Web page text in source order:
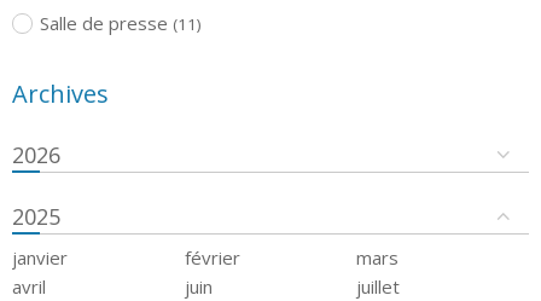
Salle de presse (11)
Archives
2026
2025
janvier février
mars
avril
juin
juillet